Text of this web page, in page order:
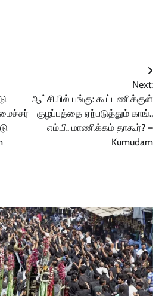
Next:
ஆட்சியில் பங்கு: கூட்டணிக்குள்
குழப்பத்தை ஏற்படுத்தும் காங்.,
எம்.பி. மாணிக்கம் தாகூர்? –
Kumudam